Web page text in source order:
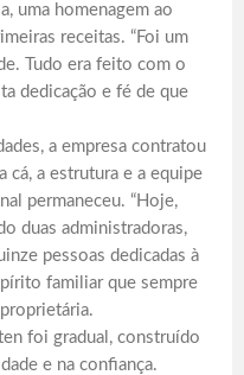
uma homenagem ao
receitas. “Foi um
Tudo era feito com o
dedicação e fé de que
a empresa contratou
a estrutura e a equipe
permaneceu. “Hoje,
duas administradoras,
pessoas dedicadas à
familiar que sempre
foi gradual, construído
e na confiança.